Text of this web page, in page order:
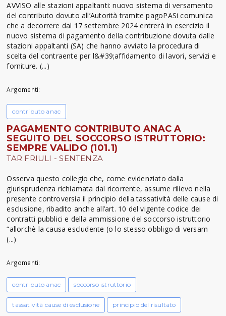
AVVISO alle stazioni appaltanti: nuovo sistema di versamento
del contributo dovuto all’Autorità tramite pagoPASi comunica
che a decorrere dal 17 settembre 2024 entrerà in esercizio il
nuovo sistema di pagamento della contribuzione dovuta dalle
stazioni appaltanti (SA) che hanno avviato la procedura di
scelta del contraente per l&#39;affidamento di lavori, servizi e
forniture. (...)
Argomenti:
contributo anac
PAGAMENTO CONTRIBUTO ANAC A
SEGUITO DEL SOCCORSO ISTRUTTORIO:
SEMPRE VALIDO (101.1)
TAR FRIULI - SENTENZA
Osserva questo collegio che, come evidenziato dalla
giurisprudenza richiamata dal ricorrente, assume rilievo nella
presente controversia il principio della tassatività delle cause di
esclusione, ribadito anche all’art. 10 del vigente codice dei
contratti pubblici e della ammissione del soccorso istruttorio
“allorchè la causa escludente (o lo stesso obbligo di versam
(...)
Argomenti:
contributo anac soccorso istruttorio
tassatività cause di esclusione principio del risultato